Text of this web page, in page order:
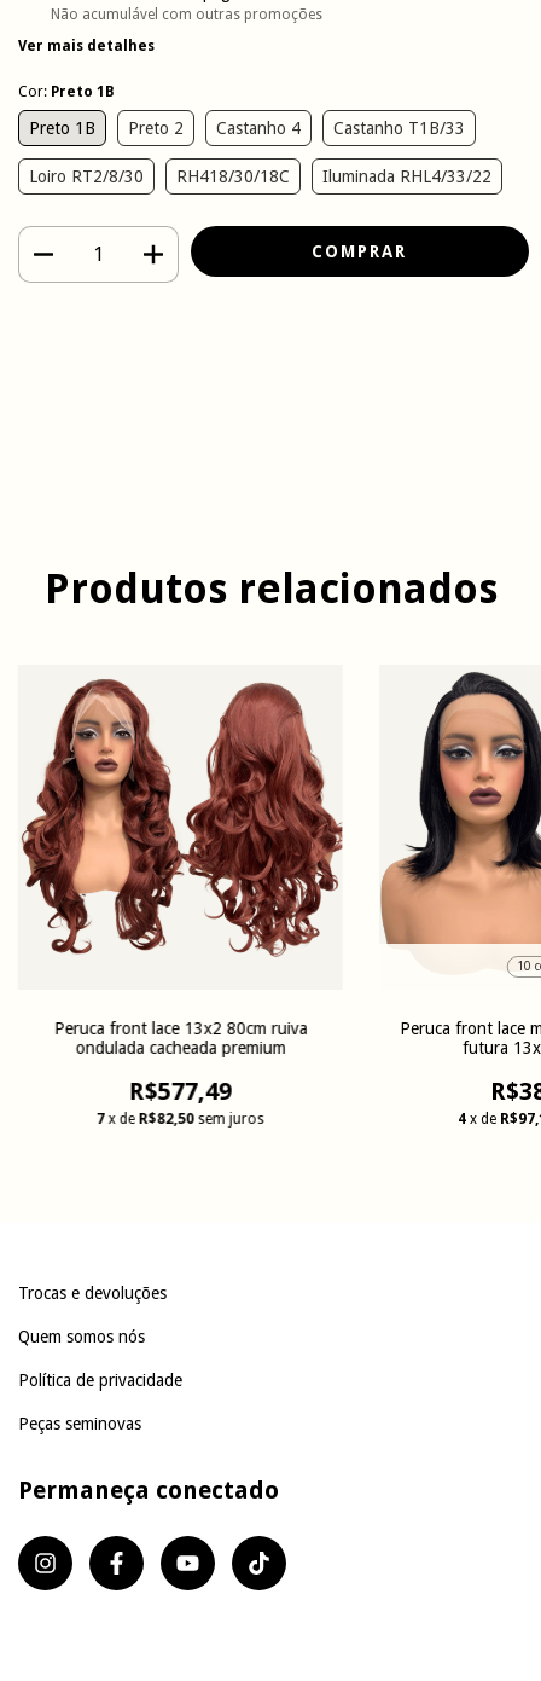
Não acumulável com outras promoções
Ver mais detalhes
Cor: Preto 1B
Preto 1B Preto 2 Castanho 4 Castanho T1B/33
Loiro RT2/8/30 RH418/30/18C Iluminada RHL4/33/22
Produtos relacionados
Peruca front lace 13x2 80cm ruiva
ondulada cacheada premium
R$577,49
7 x de R$82,50 sem juros
10
Peruca front lace
futura
4 x de
Trocas e devoluções
Quem somos nós
Política de privacidade
Peças seminovas
Permaneça conectado